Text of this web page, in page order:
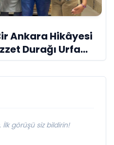
Ankara Hikâyesi
Durağı Urfa
İlk görüşü siz bildirin!